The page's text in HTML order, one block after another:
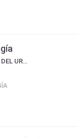
UNIVERSIDAD DE CONCEPCIÓN DEL URUGUAY